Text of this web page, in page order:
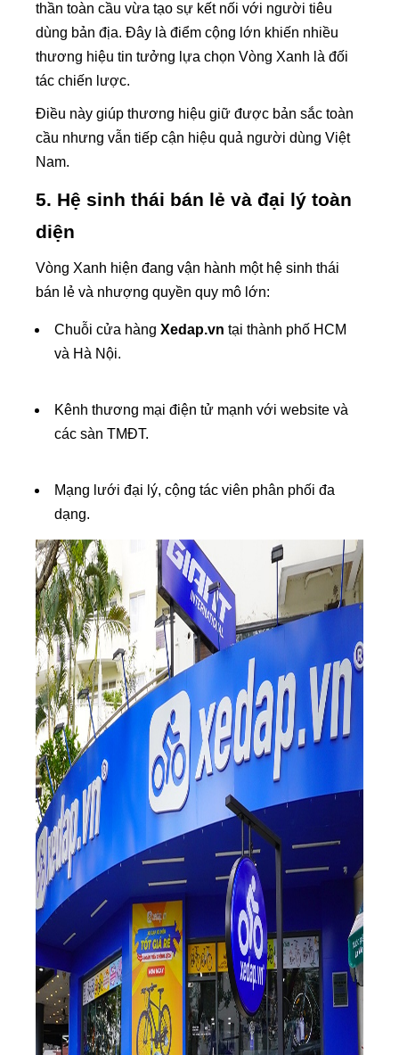
thần toàn cầu vừa tạo sự kết nối với người tiêu
dùng bản địa. Đây là điểm cộng lớn khiến nhiều
thương hiệu tin tưởng lựa chọn Vòng Xanh là đối
tác chiến lược.
Điều này giúp thương hiệu giữ được bản sắc toàn
cầu nhưng vẫn tiếp cận hiệu quả người dùng Việt
Nam.
5. Hệ sinh thái bán lẻ và đại lý toàn
diện
Vòng Xanh hiện đang vận hành một hệ sinh thái
bán lẻ và nhượng quyền quy mô lớn:
Chuỗi cửa hàng Xedap.vn tại thành phố HCM
và Hà Nội.
Kênh thương mại điện tử mạnh với website và
các sàn TMĐT.
Mạng lưới đại lý, cộng tác viên phân phối đa
dạng.